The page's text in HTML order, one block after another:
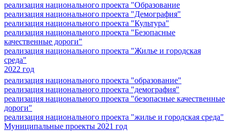
реализация национального проекта "Образование
реализация национального проекта "Демография"
реализация национального проекта "Культура"
реализация национального проекта "Безопасные
качественные дороги"
реализация национального проекта "Жилье и городская
среда"
2022 год
реализация национального проекта "образование"
реализация национального проекта "демография"
реализация национального проекта "безопасные качественные
дороги"
реализация национального проекта "жилье и городская среда"
Муниципальные проекты 2021 год